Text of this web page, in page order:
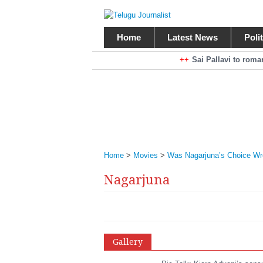
Home Latest News
Sai Pallavi to
Kiara Advani to
Home > Movies > Was Nagarjuna’s Choice
Nagarjuna
Gallery